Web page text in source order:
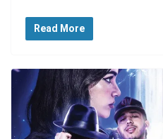
Read More